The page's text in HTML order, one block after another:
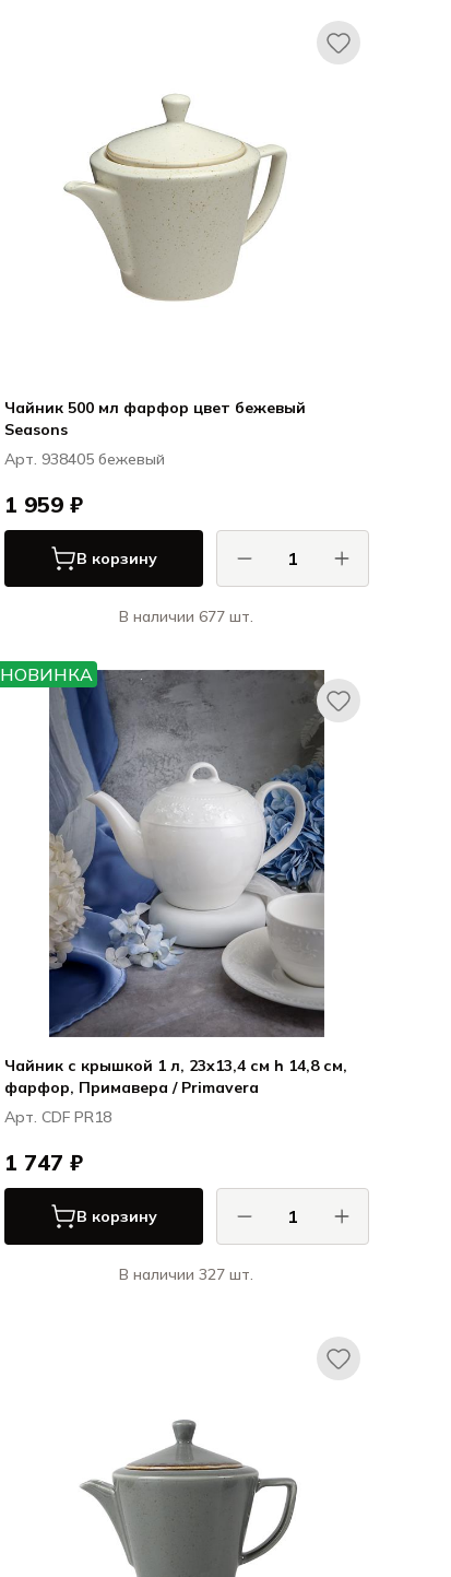
Чайник 500 мл фарфор цвет бежевый
Seasons
Арт. 938405 бежевый
1 959 ₽
В корзину
В наличии 677 шт.
НОВИНКА
Чайник с крышкой 1 л, 23x13,4 см h 14,8 см,
фарфор, Примавера / Primavera
Арт. CDF PR18
1 747 ₽
В корзину
В наличии 327 шт.